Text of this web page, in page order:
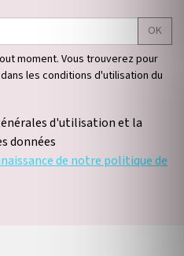
OK
moment. Vous trouverez pour
les conditions d'utilisation du
d'utilisation et la
données
de notre politique de